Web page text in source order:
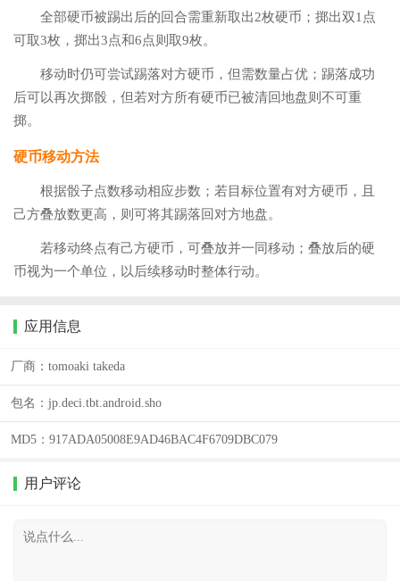
全部硬币被踢出后的回合需重新取出2枚硬币；掷出双1点
可取3枚，掷出3点和6点则取9枚。
移动时仍可尝试踢落对方硬币，但需数量占优；踢落成功
后可以再次掷骰，但若对方所有硬币已被清回地盘则不可重
掷。
硬币移动方法
根据骰子点数移动相应步数；若目标位置有对方硬币，且
己方叠放数更高，则可将其踢落回对方地盘。
若移动终点有己方硬币，可叠放并一同移动；叠放后的硬
币视为一个单位，以后续移动时整体行动。
应用信息
厂商： tomoaki takeda
包名： jp.deci.tbt.android.sho
MD5： 917ADA05008E9AD46BAC4F6709DBC079
用户评论